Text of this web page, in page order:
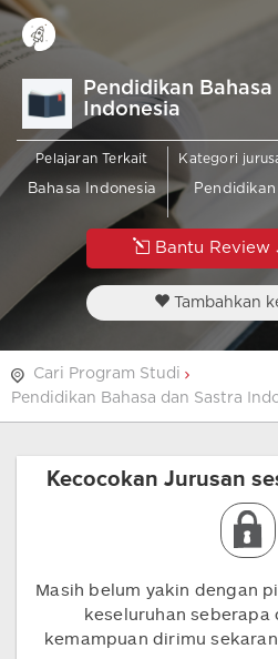
Pendidikan
Indonesia
Pelajaran Terkait
Bahasa Indonesia
Kategori
Pendidikan
Bantu Review
Tambahkan
Cari Program Studi
Pendidikan Bahasa dan Sastra
Kecocokan Jurusan
Masih belum yakin dengan
keseluruhan seberapa
kemampuan dirimu